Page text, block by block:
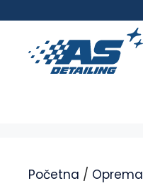
Početna / Oprema